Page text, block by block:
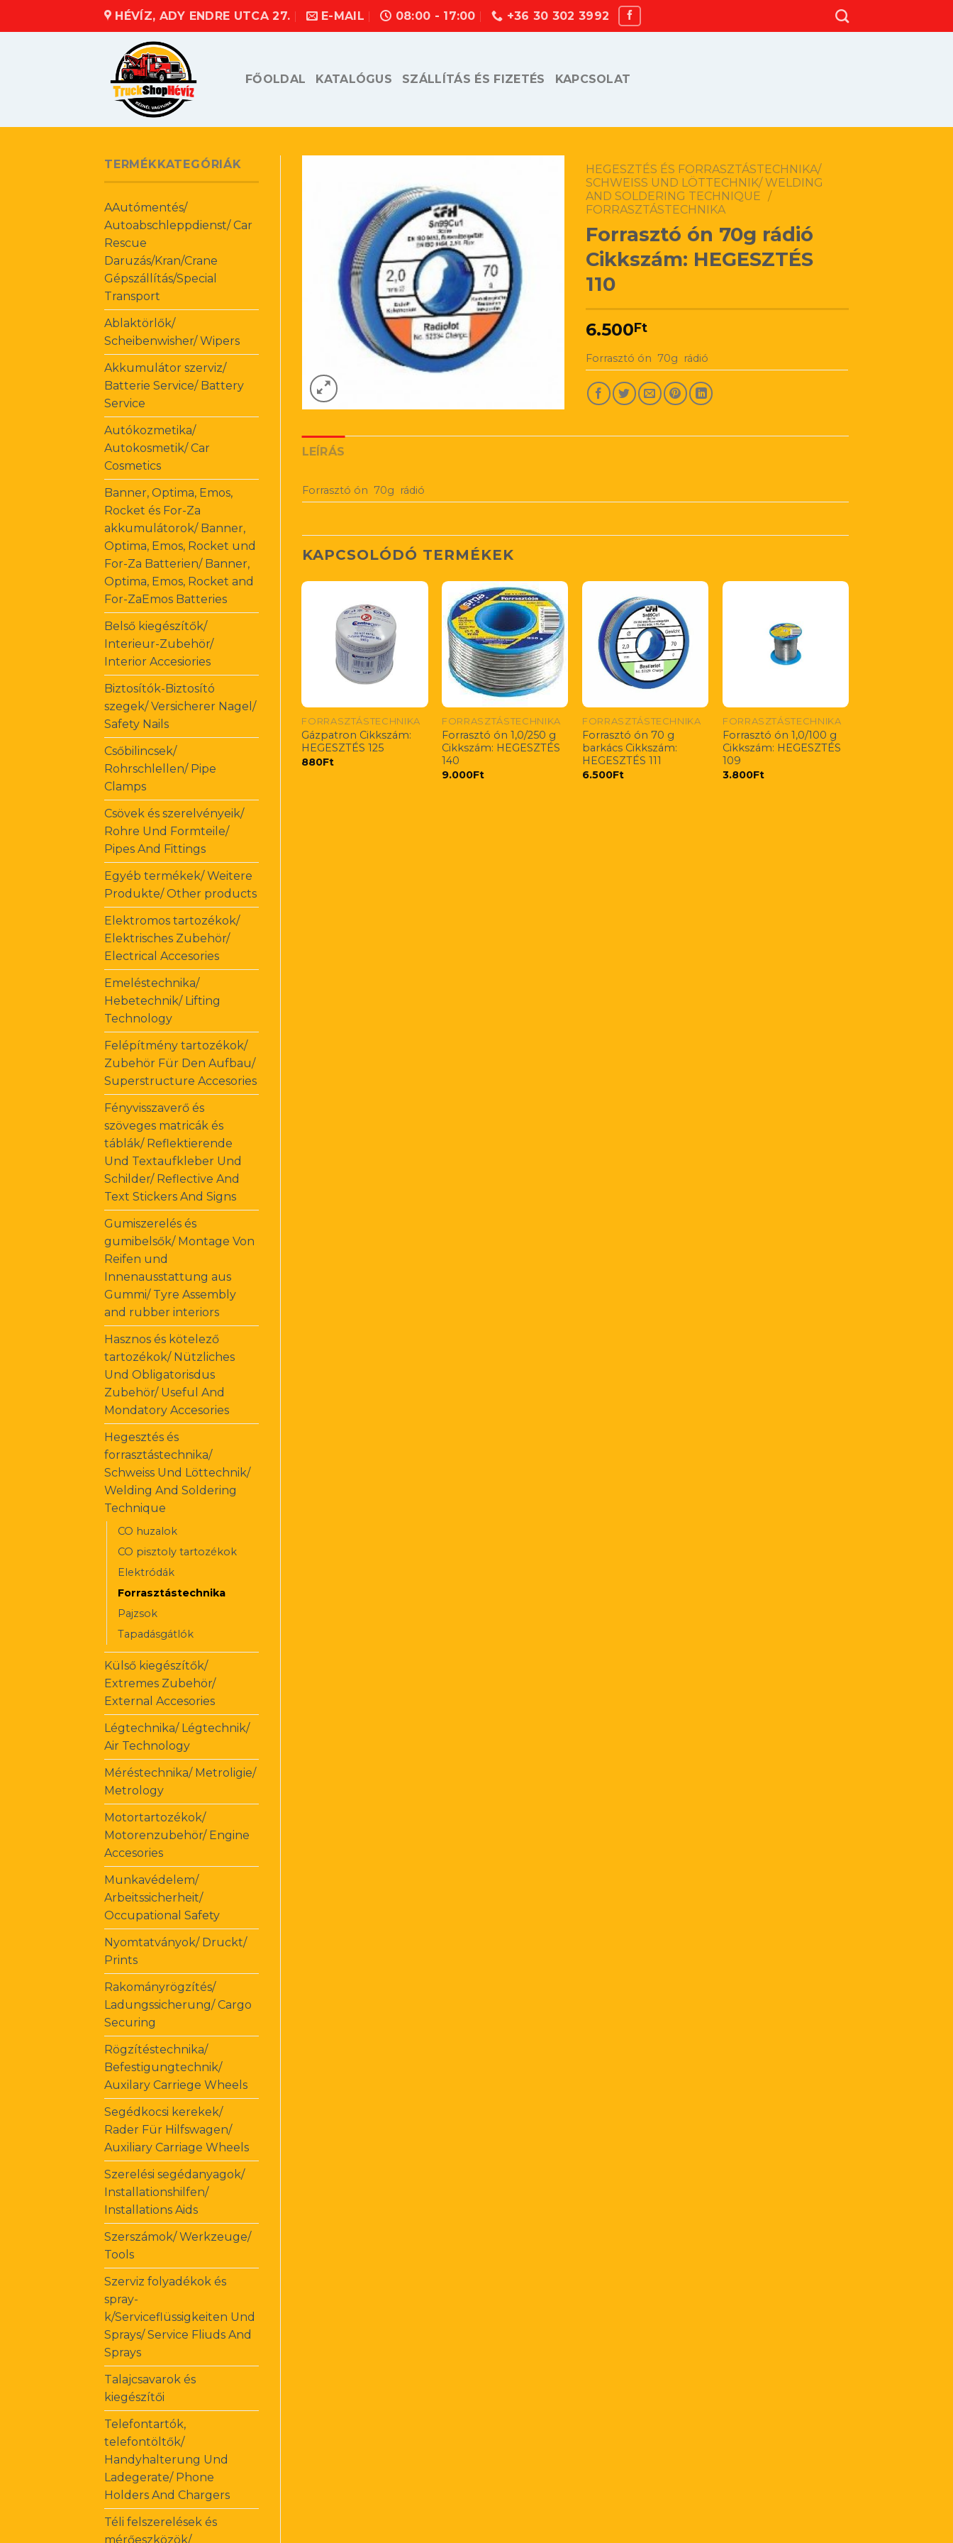
HÉVÍZ, ADY ENDRE UTCA 27. E-MAIL 08:00 - 17:00 +36 30 302 3992
FŐOLDAL KATALÓGUS SZÁLLÍTÁS ÉS FIZETÉS KAPCSOLAT
TERMÉKKATEGÓRIÁK
AAutómentés/
Autoabschleppdienst/ Car
Rescue
Daruzás/Kran/Crane
Gépszállítás/Special
Transport
Ablaktörlők/
Scheibenwisher/ Wipers
Akkumulátor szerviz/
Batterie Service/ Battery
Service
Autókozmetika/
Autokosmetik/ Car
Cosmetics
Banner, Optima, Emos,
Rocket és For-Za
akkumulátorok/ Banner,
Optima, Emos, Rocket und
For-Za Batterien/ Banner,
Optima, Emos, Rocket and
For-ZaEmos Batteries
Belső kiegészítők/
Interieur-Zubehör/
Interior Accesiories
Biztosítók-Biztosító
szegek/ Versicherer Nagel/
Safety Nails
Csőbilincsek/
Rohrschlellen/ Pipe
Clamps
Csövek és szerelvényeik/
Rohre Und Formteile/
Pipes And Fittings
Egyéb termékek/ Weitere
Produkte/ Other products
Elektromos tartozékok/
Elektrisches Zubehör/
Electrical Accesories
Emeléstechnika/
Hebetechnik/ Lifting
Technology
Felépítmény tartozékok/
Zubehör Für Den Aufbau/
Superstructure Accesories
Fényvisszaverő és
szöveges matricák és
táblák/ Reflektierende
Und Textaufkleber Und
Schilder/ Reflective And
Text Stickers And Signs
Gumiszerelés és
gumibelsők/ Montage Von
Reifen und
Innenausstattung aus
Gummi/ Tyre Assembly
and rubber interiors
Hasznos és kötelező
tartozékok/ Nützliches
Und Obligatorisdus
Zubehör/ Useful And
Mondatory Accesories
Hegesztés és
forrasztástechnika/
Schweiss Und Löttechnik/
Welding And Soldering
Technique
CO huzalok
CO pisztoly tartozékok
Elektródák
Forrasztástechnika
Pajzsok
Tapadásgátlók
Külső kiegészítők/
Extremes Zubehör/
External Accesories
Légtechnika/ Légtechnik/
Air Technology
Méréstechnika/ Metroligie/
Metrology
Motortartozékok/
Motorenzubehör/ Engine
Accesories
Munkavédelem/
Arbeitssicherheit/
Occupational Safety
Nyomtatványok/ Druckt/
Prints
Rakományrögzítés/
Ladungssicherung/ Cargo
Securing
Rögzítéstechnika/
Befestigungtechnik/
Auxilary Carriege Wheels
Segédkocsi kerekek/
Rader Für Hilfswagen/
Auxiliary Carriage Wheels
Szerelési segédanyagok/
Installationshilfen/
Installations Aids
Szerszámok/ Werkzeuge/
Tools
Szerviz folyadékok és
spray-
k/Serviceflüssigkeiten Und
Sprays/ Service Fliuds And
Sprays
Talajcsavarok és
kiegészítői
Telefontartók,
telefontöltők/
Handyhalterung Und
Ladegerate/ Phone
Holders And Chargers
Téli felszerelések és
mérőeszközök/
HEGESZTÉS ÉS FORRASZTÁSTECHNIKA/
SCHWEISS UND LÖTTECHNIK/ WELDING
AND SOLDERING TECHNIQUE /
FORRASZTÁSTECHNIKA
Forrasztó ón 70g rádió
Cikkszám: HEGESZTÉS
110
6.500Ft
Forrasztó ón 70g rádió
LEÍRÁS
Forrasztó ón 70g rádió
KAPCSOLÓDÓ TERMÉKEK
FORRASZTÁSTECHNIKA
Gázpatron Cikkszám:
HEGESZTÉS 125
880Ft
FORRASZTÁSTECHNIKA
Forrasztó ón 1,0/250 g
Cikkszám: HEGESZTÉS
140
9.000Ft
FORRASZTÁSTECHNIKA
Forrasztó ón 70 g
barkács Cikkszám:
HEGESZTÉS 111
6.500Ft
FORRASZTÁSTECHNIKA
Forrasztó ón 1,0/100 g
Cikkszám: HEGESZTÉS
109
3.800Ft